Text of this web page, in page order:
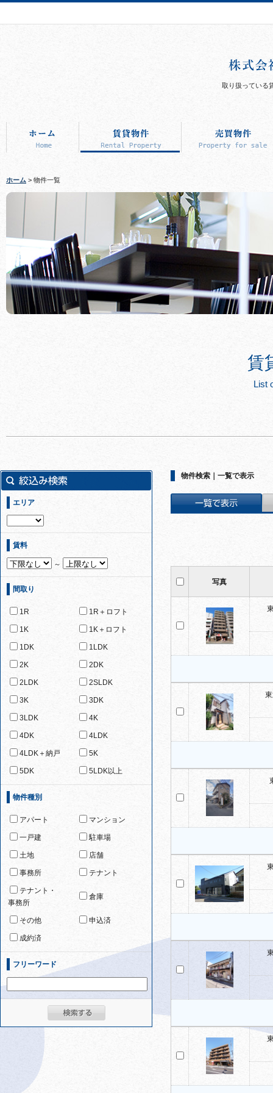
取り扱っている
ホーム > 物件一覧
賃
List
物件検索｜一覧で表示
写真
エリア
賃料
～
間取り
1R 1R＋ロフト
1K 1K＋ロフト
1DK 1LDK
2K 2DK
2LDK 2SLDK
3K 3DK
3LDK 4K
4DK 4LDK
4LDK＋納戸 5K
5DK 5LDK以上
物件種別
アパート マンション
一戸建 駐車場
土地 店舗
事務所 テナント
テナント・
事務所
倉庫
その他 申込済
成約済
フリーワード